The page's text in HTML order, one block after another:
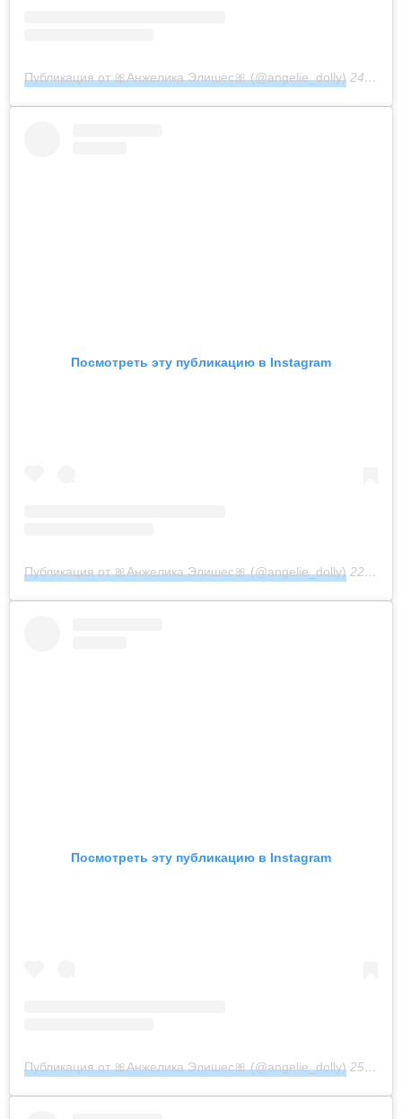
Публикация от 🎀Анжелика Элишес🎀 (@angelie_dolly) 24 Ноя 2019 в 7:19 PST
Посмотреть эту публикацию в Instagram
Публикация от 🎀Анжелика Элишес🎀 (@angelie_dolly) 22 Ноя 2019 в 4:13 PST
Посмотреть эту публикацию в Instagram
Публикация от 🎀Анжелика Элишес🎀 (@angelie_dolly) 25 Дек 2019 в 6:41 PST